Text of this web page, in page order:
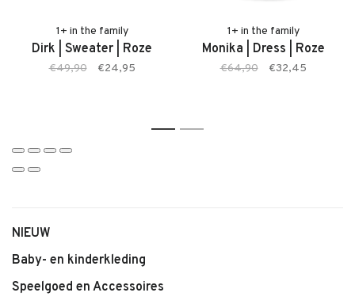
• Comfortabele pasvorm
• Geschikt voor baby’s en jonge kinderen
• Makkelijk te combineren
1+ in the family
Dirk | Sweater | Roze
€49,90 €24,95
1+ in the family
Monika | Dress | Roze
€64,90 €32,45
1 2
NIEUW
Baby- en kinderkleding
Speelgoed en Accessoires